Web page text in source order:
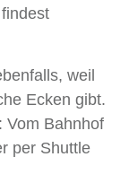
weil
Ecken gibt.
Vom Bahnhof
per Shuttle